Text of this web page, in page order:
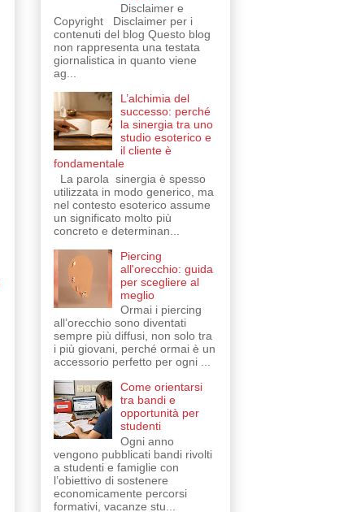
Disclaimer e
Copyright Disclaimer per i
contenuti del blog Questo blog
non rappresenta una testata
giornalistica in quanto viene
ag...
L’alchimia del
successo: perché
la sinergia tra uno
studio esoterico e
il cliente è
fondamentale
La parola sinergia è spesso
utilizzata in modo generico, ma
nel contesto esoterico assume
un significato molto più
concreto e determinan...
Piercing
all'orecchio: guida
per scegliere al
meglio
Ormai i piercing
all’orecchio sono diventati
sempre più diffusi, non solo tra
i più giovani, perché ormai è un
accessorio perfetto per ogni ...
Come orientarsi
tra bandi e
opportunità per
studenti
Ogni anno
vengono pubblicati bandi rivolti
a studenti e famiglie con
l’obiettivo di sostenere
economicamente percorsi
formativi, vacanze stu...